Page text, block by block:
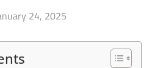
24, 2025